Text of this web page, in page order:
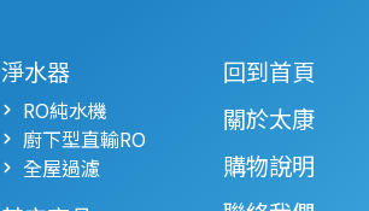
淨水器
RO純水機
廚下型直輸RO
全屋過濾
回到首頁
關於太康
購物說明